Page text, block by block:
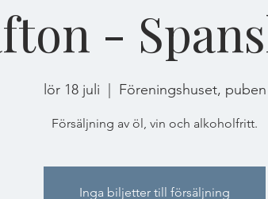
-
lör 18 juli Föreningshuset, puben
Försäljning av öl, vin och alkoholfritt.
Inga biljetter till försäljning